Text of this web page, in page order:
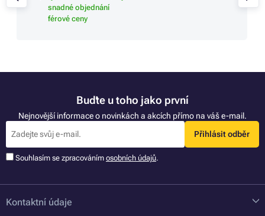
snadné objednání
férové ceny
Buďte u toho jako první
Nejnovější informace o novinkách a akcích přímo na váš e-mail.
Přihlásit odběr
Souhlasím se zpracováním osobních údajů.
Kontaktní údaje